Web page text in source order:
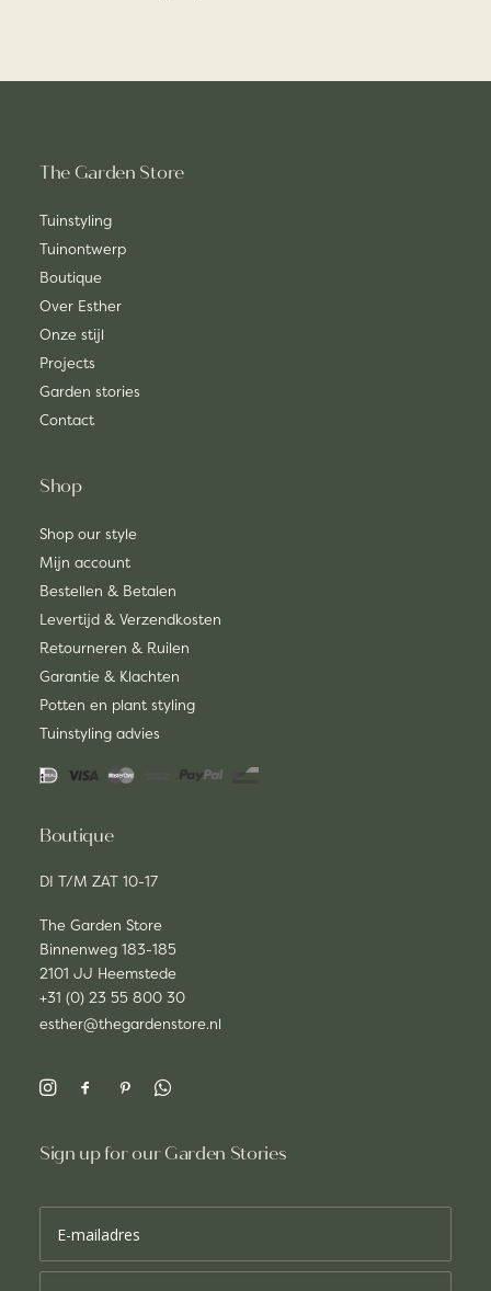
The Garden Store
Tuinstyling
Tuinontwerp
Boutique
Over Esther
Onze stijl
Projects
Garden stories
Contact
Shop
Shop our style
Mijn account
Bestellen & Betalen
Levertijd & Verzendkosten
Retourneren & Ruilen
Garantie & Klachten
Potten en plant styling
Tuinstyling advies
Boutique
DI T/M ZAT 10-17
The Garden Store
Binnenweg 183-185
2101 JJ Heemstede
+31 (0) 23 55 800 30
esther@thegardenstore.nl
Sign up for our Garden Stories